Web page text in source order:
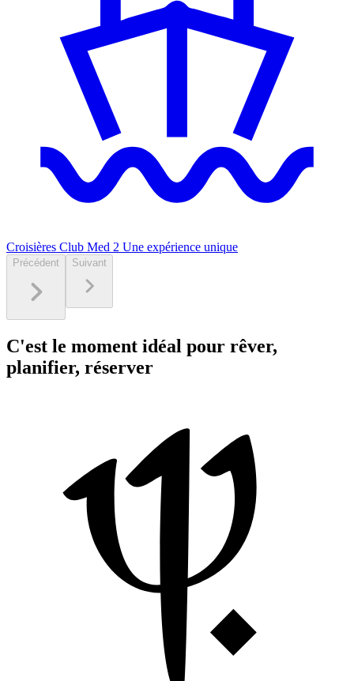
Croisières Club Med 2 Une expérience unique
Précédent Suivant
C'est le moment idéal pour rêver,
planifier, réserver